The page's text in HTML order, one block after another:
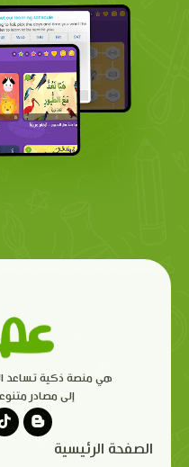
هي منصة ذكية تساعد
إلى مصادر
الصفحة الرئيسية